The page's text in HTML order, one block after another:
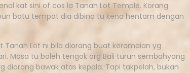
kat sini of cos la Tanah Lot Temple. Korang
batu tempat dia dibina tu kena hentam dengan
Tanah Lot ni bila diorang buat keramaian yg
Masa tu boleh tengok org Bali turun sembahyang
bawak atas kepala. Tapi takpelah, bukan